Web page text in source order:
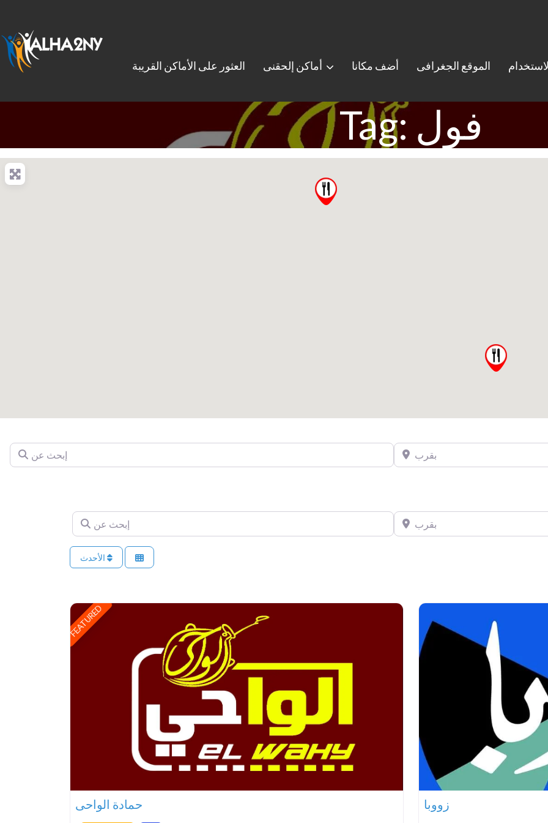
العثور على الأماكن القريبة أماكن إلحقنى أضف مكانا الموقع الجغرافى
Tag: فول
إبحث عن بقرب
إبحث عن بقرب
FEATURED
حمادة الواحى زووبا